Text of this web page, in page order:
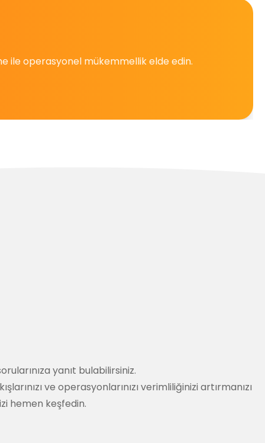
ile operasyonel mükemmellik elde edin.
yanıt bulabilirsiniz.
ve operasyonlarınızı verimliliğinizi artırmanızı
hemen keşfedin.